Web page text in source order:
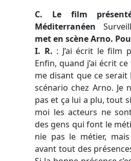
C. Le film
Méditerranéen
met en scène Arno.
I. R. : J’ai écrit le film
Enfin, quand j’ai écrit
me disant que ce serait
scénario chez Arno. Je
pas et ça lui a plu, tout
moi les acteurs ne
des gens qui font le
nie pas le métier,
avant tout des